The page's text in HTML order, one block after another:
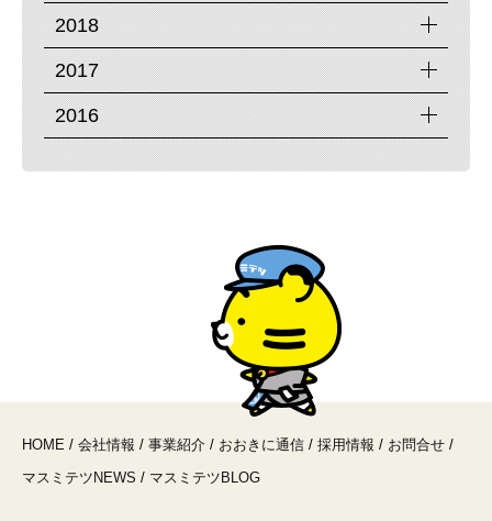
2018
2017
2016
HOME / 会社情報 / 事業紹介 / おおきに通信 / 採用情報 / お問合せ /
マスミテツNEWS / マスミテツBLOG